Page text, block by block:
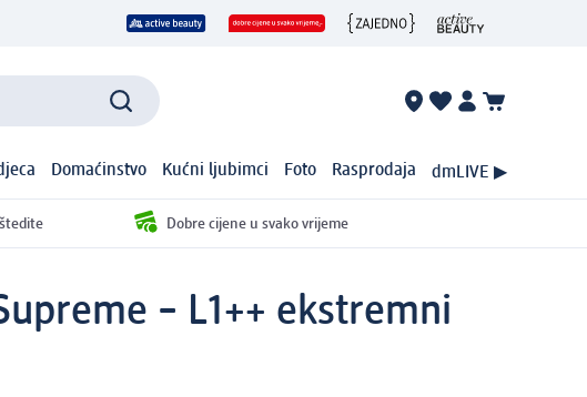
Domaćinstvo Kućni ljubimci Foto Rasprodaja dmLIVE ▶
Dobre cijene u svako vrijeme
– L1++ ekstremni